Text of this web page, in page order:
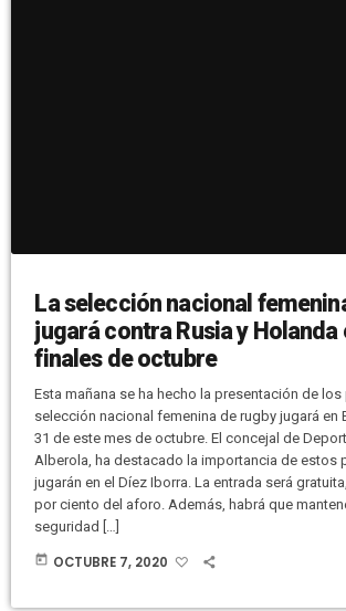
La selección nacional
jugará contra Rusia y Holanda
finales de octubre
Esta mañana se ha hecho la presentación de
selección nacional femenina de rugby jugará en
31 de este mes de octubre. El concejal de
Alberola, ha destacado la importancia de estos
jugarán en el Díez Iborra. La entrada será
por ciento del aforo. Además, habrá que
seguridad […]
today OCTUBRE 7, 2020